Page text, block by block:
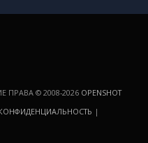
ПРАВА © 2008-2026 OPENSHOT
|